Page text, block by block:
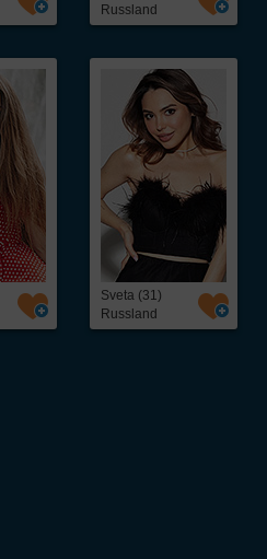
Russland
Sveta (31)
Russland